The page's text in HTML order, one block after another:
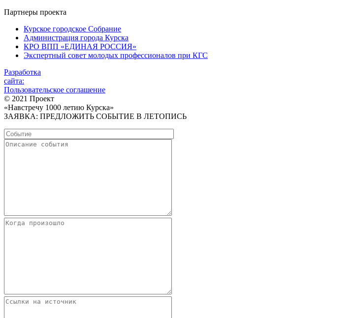
Партнеры проекта
Курское городское Собрание
Администрация города Курска
КРО ВПП «ЕДИНАЯ РОССИЯ»
Экспертный совет молодых профессионалов при КГС
Разработка
сайта:
Пользовательское соглашение
© 2021 Проект
«Навстречу 1000 летию Курска»
ЗАЯВКА: ПРЕДЛОЖИТЬ СОБЫТИЕ В ЛЕТОПИСЬ